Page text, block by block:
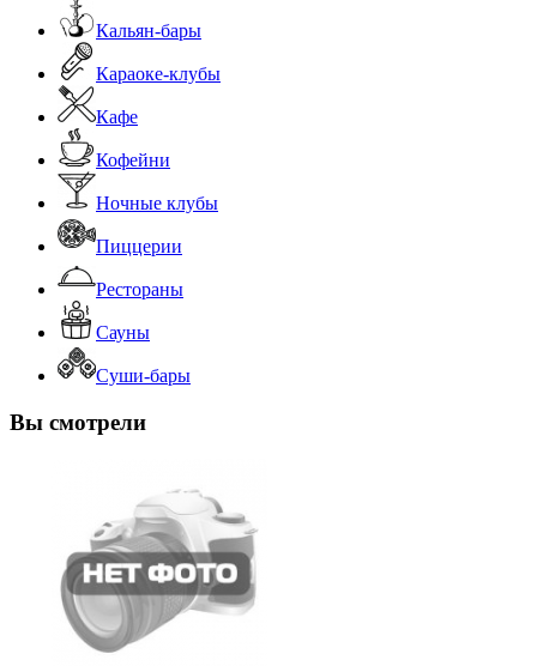
Кальян-бары
Караоке-клубы
Кафе
Кофейни
Ночные клубы
Пиццерии
Рестораны
Сауны
Суши-бары
Вы смотрели